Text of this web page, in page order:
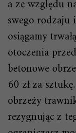
a ze względu
swego rodzaju
osiągamy
otoczenia
betonowe
60 zł za
obrzeży
rezygnując z